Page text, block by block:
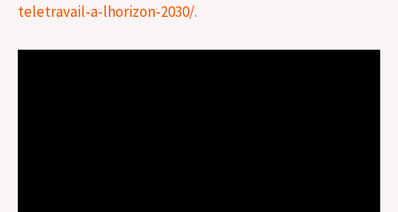
teletravail-a-lhorizon-2030/.